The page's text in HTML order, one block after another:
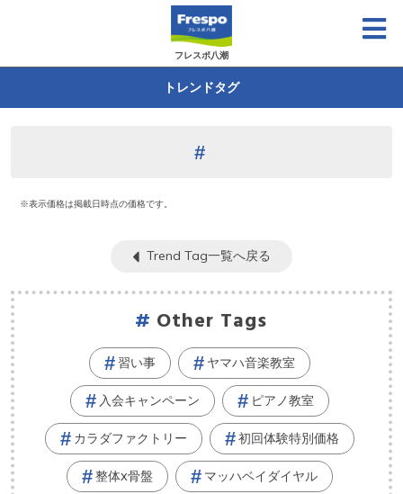
フレスポ八潮
トレンドタグ
※表示価格は掲載日時点の価格です。
Trend Tag一覧へ戻る
Other Tags
習い事 ヤマハ音楽教室
入会キャンペーン ピアノ教室
カラダファクトリー 初回体験特別価格
整体x骨盤 マッハベイダイヤル